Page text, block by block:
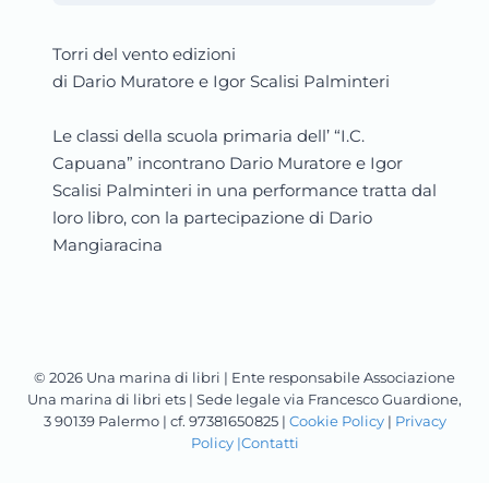
Torri del vento edizioni
di Dario Muratore e Igor Scalisi Palminteri
Le classi della scuola primaria dell’ “I.C.
Capuana” incontrano Dario Muratore e Igor
Scalisi Palminteri in una performance tratta dal
loro libro, con la partecipazione di Dario
Mangiaracina
© 2026 Una marina di libri | Ente responsabile Associazione
Una marina di libri ets | Sede legale via Francesco Guardione,
3 90139 Palermo | cf. 97381650825 | Cookie Policy| Privacy
Policy |Contatti